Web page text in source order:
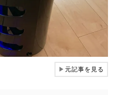
▶元記事を見る